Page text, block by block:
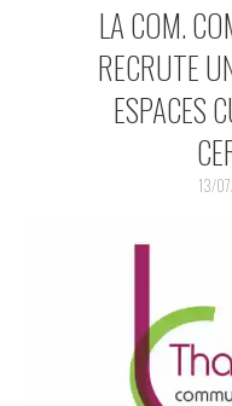
GABBA GABBA HEY !
LA COM.
RECRUTE
ESPACES
13/